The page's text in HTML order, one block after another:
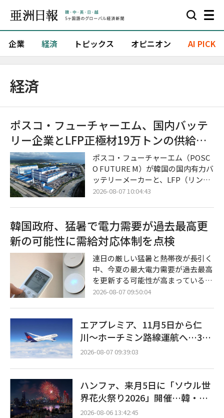
企業 経済 トピックス オピニオン AI PICK
経済
ポスコ・フューチャーエム、国内バッテ
リー企業とLFP正極材19万トンの供給契
約を締結
ポスコ・フューチャーエム（POSC
O FUTURE M）が韓国の国内有力バ
ッテリーメーカーと、LFP（リン酸
鉄リチウム）用正極材の大規模な長
合意は、北米におけるエネルギー貯
蔵システム（ESS）の爆発的な需要
に先手を打って対応するために締結
されたものである。ポスコ・フュー
チャーエムは来年から2032年までの
6年間、19万トン以上のLFP用正極
材を同バッテリー企業に供給する予
ついての詳細な協議を進め、第3四
半期中に正式契
2026-08-07 10:04:43
韓国政府、猛暑で電力需要が過去最高更
新の可能性に需給対応体制を点検
連日の厳しい猛暑と熱帯夜が長引く
中、今夏の最大電力需要が過去最高
を更新する可能性が高まっている。
韓国政府は、夏季休暇の消化後に産
予備資源の確保状況について集中的
な点検に乗り出した。 気候エネルギ
市（ナジュシ）の電力取引所本館に
て、キム・ソンファン長官の主宰に
よる「夏季電力需給点検会議」を開
催すると明らかにした。 今回の会議
は、北太平洋高気圧とチベット高気
圧の複合的な影響により全国的な猛
2026-08-07 09:50:04
エアプレミア、11月5日から仁
川〜ホーチミン路線運航へ…3年
2ヶ月ぶりの再開
2026-08-07 09:39:03
ハンファ、来月5日に「ソウル世
界花火祭り2026」開催…韓・
米・英の3カ国が参加
2026-08-06 13:42:45